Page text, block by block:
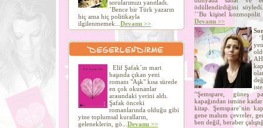
sorularımızı yanıtladı.
´Bence bir Türk yazarın
hiç ama hiç politikayla
ilgilenmemek... Devamı >>
Elif Şafak´ın mart
başında çıkan yeni
romanı "Aşk" kısa sürede
en çok okunanlar
arasındaki yerini aldı.
Şafak önceki
romanlarında olduğu gibi
yine toplumsal kuralların,
geleneklerin, gö... Devamı >>
ödüllendirdiğini
´´Bu kişisel
Devamı >>
“Şemspare, güneş
kapağından ismine
kitap. Şemspare’nin
gene malum çevreler,
ben değil, beraber